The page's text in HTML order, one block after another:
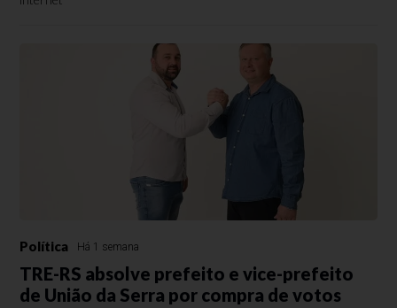
Política Há 1 semana
TRE-RS absolve prefeito e vice-prefeito
de União da Serra por compra de votos